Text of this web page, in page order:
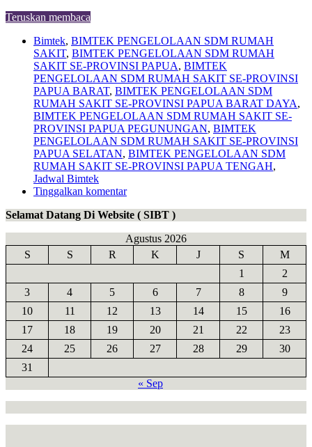
Teruskan membaca
Bimtek, BIMTEK PENGELOLAAN SDM RUMAH
SAKIT, BIMTEK PENGELOLAAN SDM RUMAH
SAKIT SE-PROVINSI PAPUA, BIMTEK
PENGELOLAAN SDM RUMAH SAKIT SE-PROVINSI
PAPUA BARAT, BIMTEK PENGELOLAAN SDM
RUMAH SAKIT SE-PROVINSI PAPUA BARAT DAYA,
BIMTEK PENGELOLAAN SDM RUMAH SAKIT SE-
PROVINSI PAPUA PEGUNUNGAN, BIMTEK
PENGELOLAAN SDM RUMAH SAKIT SE-PROVINSI
PAPUA SELATAN, BIMTEK PENGELOLAAN SDM
RUMAH SAKIT SE-PROVINSI PAPUA TENGAH,
Jadwal Bimtek
Tinggalkan komentar
Selamat Datang Di Website ( SIBT )
Agustus 2026
S
S R K J S
M
1
2
3
4 5 6 7 8
9
10
11 12 13 14 15
16
17
18 19 20 21 22
23
24
25 26 27 28 29
30
31
« Sep